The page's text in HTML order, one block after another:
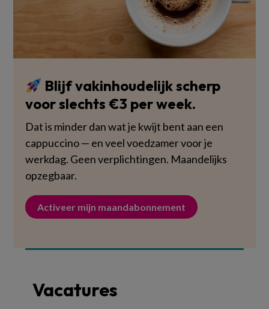
Blijf vakinhoudelijk scherp
voor slechts €3 per week.
Dat is minder dan wat je kwijt bent aan een
cappuccino — en veel voedzamer voor je
werkdag. Geen verplichtingen. Maandelijks
opzegbaar.
Activeer mijn maandabonnement
Vacatures